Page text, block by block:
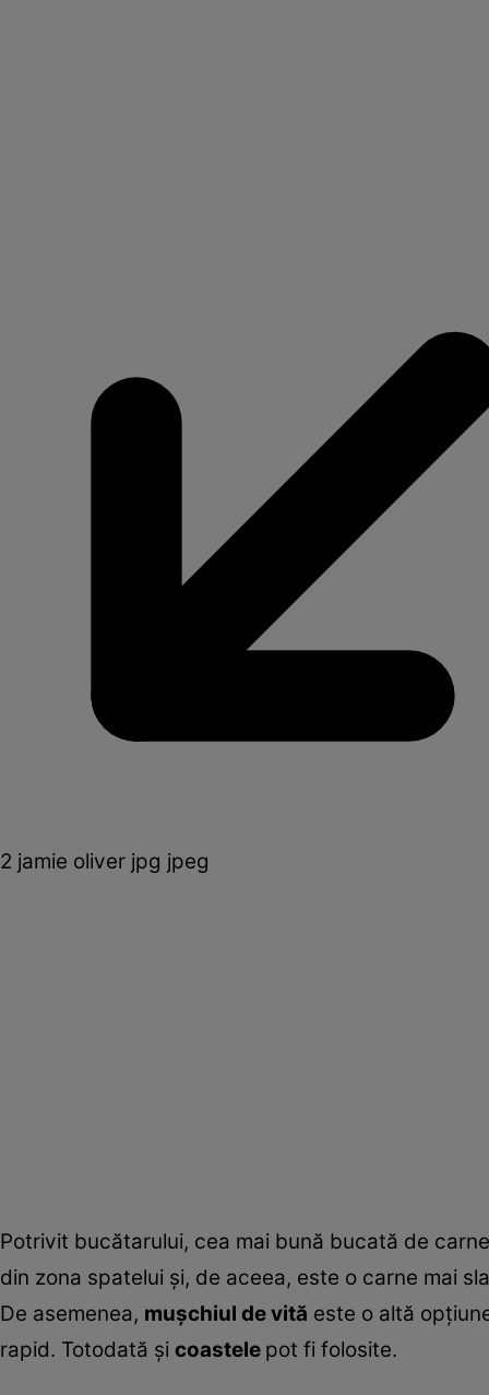
2 jamie oliver jpg jpeg
Potrivit bucătarului, cea mai bună bucată de
din zona spatelui şi, de aceea, este o carne mai
De asemenea, muşchiul de vită este o altă
rapid. Totodată şi coastele pot fi folosite.